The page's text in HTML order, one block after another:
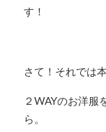
す！
さて！それでは
２WAYのお洋服
ら。